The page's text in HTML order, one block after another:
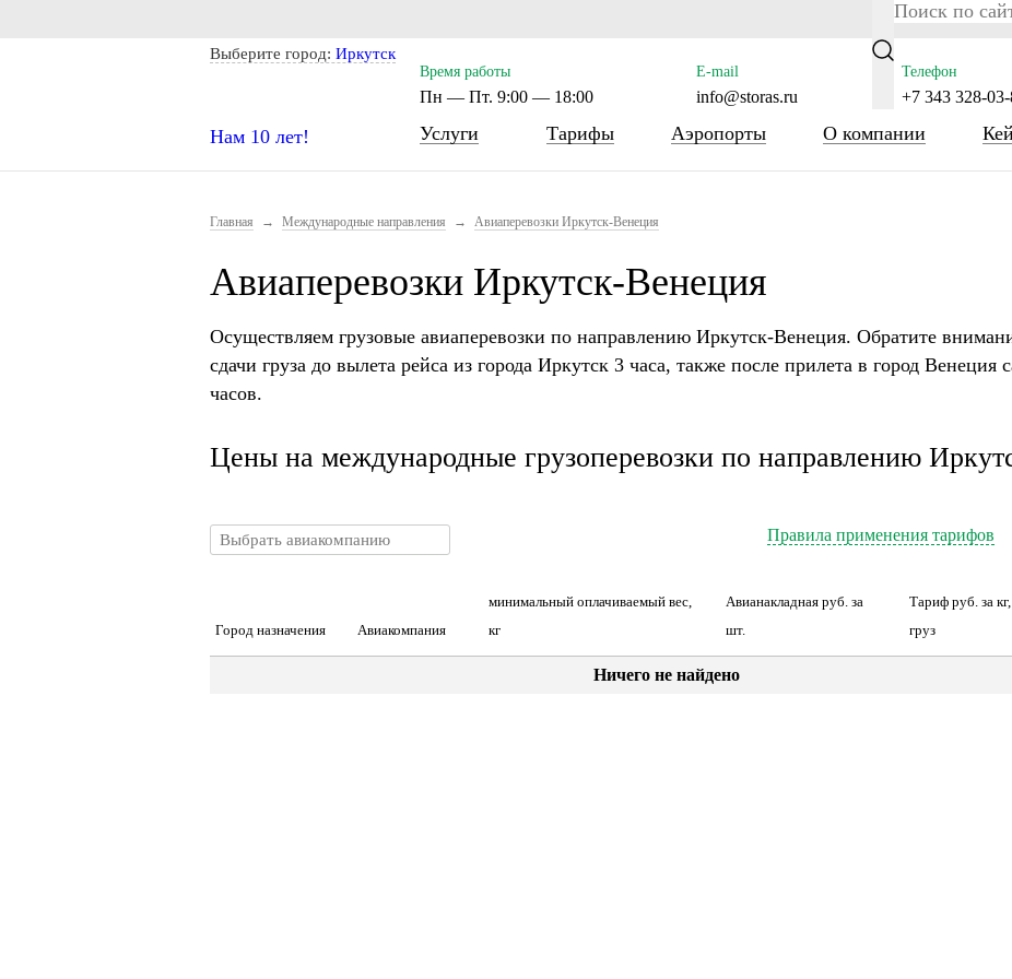
Notice: Undefined index: CITY_SELECT in /home/s/storas/storas.ru/public_html/wp-content/themes/tsl-theme/header.php on
Выберите город: Иркутск
Нам 10 лет!
Время работы
Пн — Пт. 9:00 — 18:00
E-mail
info@storas.ru
Телефон
+7 343 328-
Услуги Тарифы Аэропорты О компании
Главная → Международные направления → Авиаперевозки Иркутск-Венеция
Авиаперевозки Иркутск-Венеция
Осуществляем грузовые авиаперевозки по направлению Иркутск-Венеция. Обратите
сдачи груза до вылета рейса из города Иркутск 3 часа, также после прилета в город Венеция
часов.
Цены на международные грузоперевозки по направлению
Правила применения тарифов
Город назначения Авиакомпания
минимальный оплачиваемый вес,
кг
Авианакладная руб. за
шт.
Тариф руб. за
груз
Ничего не найдено